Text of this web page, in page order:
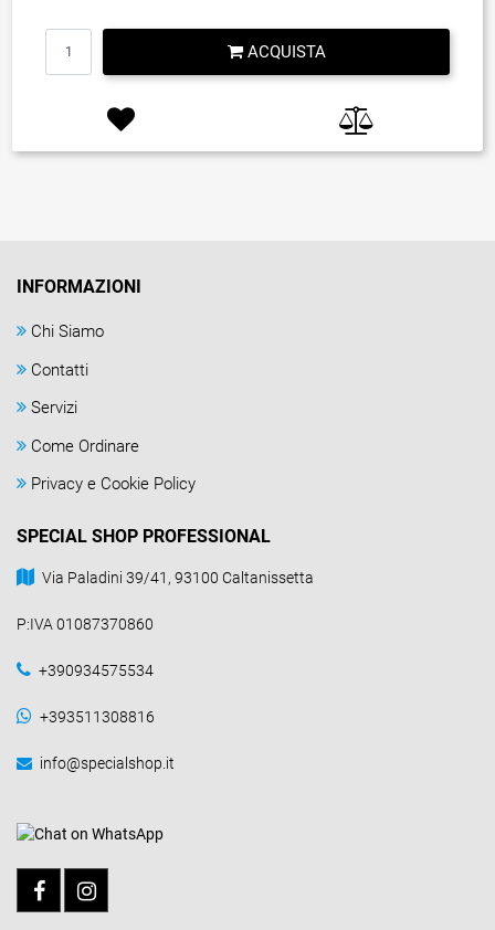
ACQUISTA
INFORMAZIONI
Chi Siamo
Contatti
Servizi
Come Ordinare
Privacy e Cookie Policy
SPECIAL SHOP PROFESSIONAL
Via Paladini 39/41, 93100 Caltanissetta
P:IVA 01087370860
+390934575534
+393511308816
info@specialshop.it